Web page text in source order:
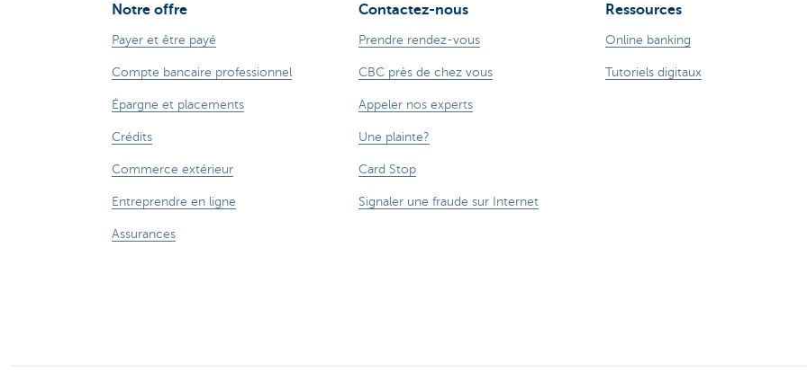
Notre offre
Payer et être payé
Compte bancaire professionnel
Épargne et placements
Crédits
Commerce extérieur
Entreprendre en ligne
Assurances
Contactez-nous
Prendre rendez-vous
CBC près de chez vous
Appeler nos experts
Une plainte?
Card Stop
Signaler une fraude sur Internet
Ressources
Online banking
Tutoriels digitaux